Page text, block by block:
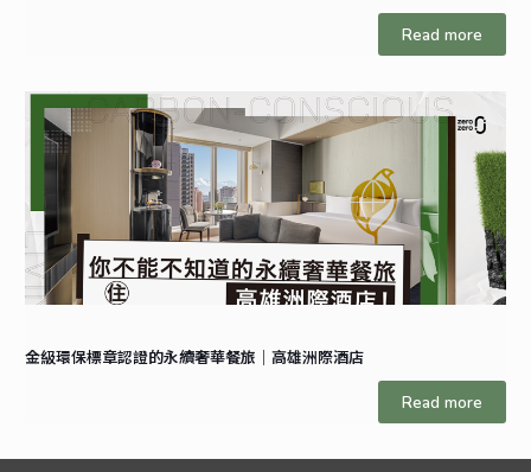
Read more
金級環保標章認證的永續奢華餐旅｜高雄洲際酒店
Read more